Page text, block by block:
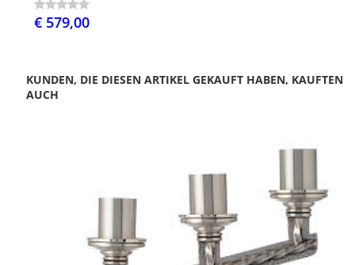
€ 579,00
KUNDEN, DIE DIESEN ARTIKEL GEKAUFT HABEN, KAUFTEN
AUCH